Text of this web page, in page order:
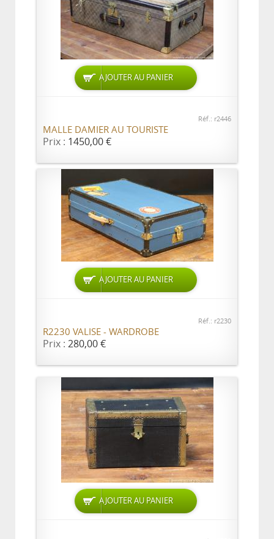
AJOUTER AU PANIER
Réf.: r2446
MALLE DAMIER AU TOURISTE
Prix : 1450,00 €
AJOUTER AU PANIER
Réf.: r2230
R2230 VALISE - WARDROBE
Prix : 280,00 €
AJOUTER AU PANIER